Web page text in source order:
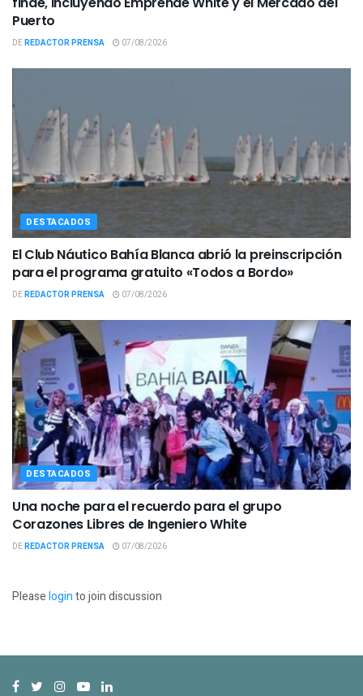
Puerto
DEREDACTOR PRENSA 07/08/2026
DESTACADOS
El Club Náutico Bahía Blanca abrió la preinscripción
para el programa gratuito «Todos a Bordo»
DEREDACTOR PRENSA 07/08/2026
DESTACADOS
Una noche para el recuerdo para el grupo
Corazones Libres de Ingeniero White
DEREDACTOR PRENSA 07/08/2026
Pleaseloginto join discussion